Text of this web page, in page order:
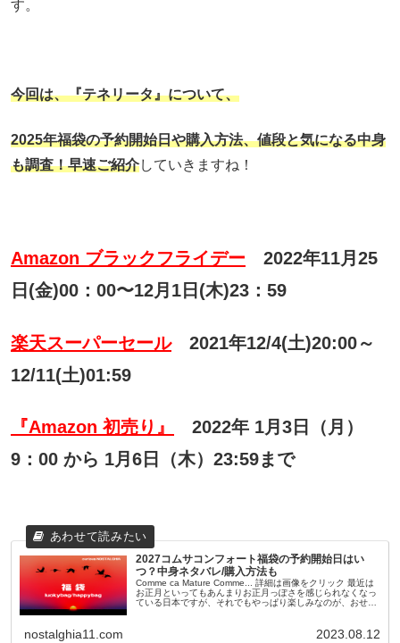
す。
今回は、『テネリータ』について、
2025年福袋の予約開始日や購入方法、値段と気になる中身
も調査！早速ご紹介していきますね！
Amazon ブラックフライデー
2022年11月25
日(金)00：00〜12月1日(木)23：59
楽天スーパーセール
2021年12/4(土)20:00～
12/11(土)01:59
『Amazon 初売り』
2022年 1月3日（月）
9：00 から 1月6日（木）23:59まで
2027コムサコンフォート福袋の予約開始日はい
つ？中身ネタバレ/購入方法も
Comme ca Mature Comme... 詳細は画像をクリック 最近は
お正月といってもあんまりお正月っぽさを感じられなくなっ
ている日本ですが、それでもやっぱり楽しみなのが、おせち
nostalghia11.com 2023.08.12